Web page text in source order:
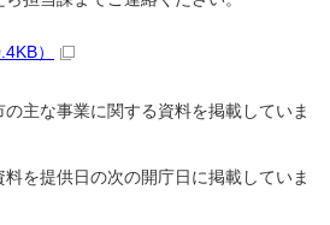
）
主な事業に関する資料を掲載していま
を提供日の次の開庁日に掲載していま